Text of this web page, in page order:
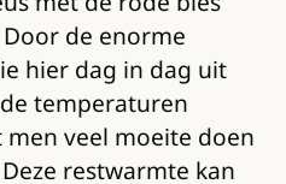
de enorme
hier dag in dag uit
temperaturen
veel moeite doen
restwarmte kan